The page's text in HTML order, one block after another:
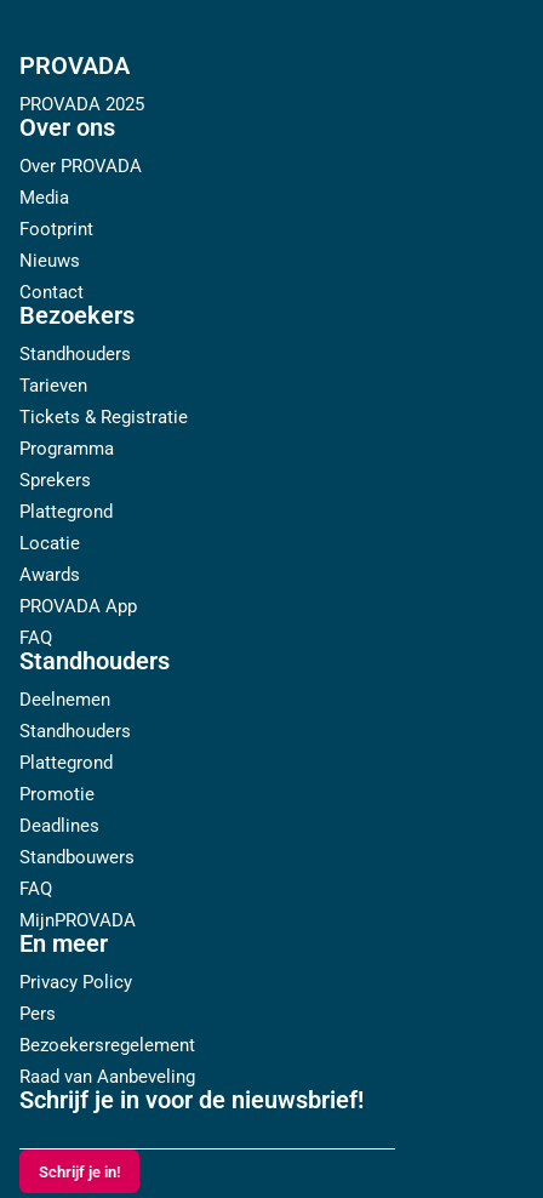
PROVADA
PROVADA 2025
Over ons
Over PROVADA
Media
Footprint
Nieuws
Contact
Bezoekers
Standhouders
Tarieven
Tickets & Registratie
Programma
Sprekers
Plattegrond
Locatie
Awards
PROVADA App
FAQ
Standhouders
Deelnemen
Standhouders
Plattegrond
Promotie
Deadlines
Standbouwers
FAQ
MijnPROVADA
En meer
Privacy Policy
Pers
Bezoekersregelement
Raad van Aanbeveling
Schrijf je in voor de nieuwsbrief!
Schrijf je in!